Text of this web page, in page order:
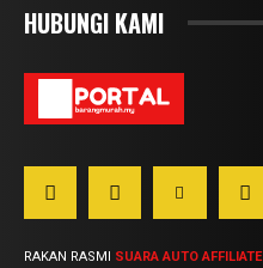
HUBUNGI KAMI
RAKAN RASMI SUARA AUTO AFFILIATE